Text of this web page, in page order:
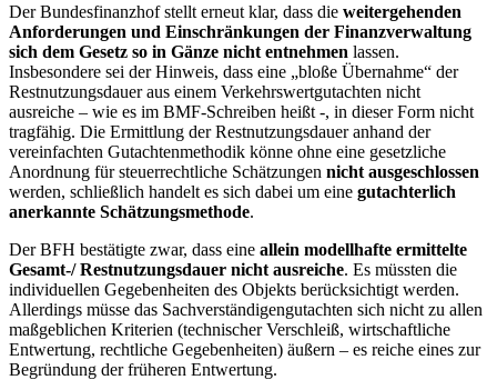
Der Bundesfinanzhof stellt erneut klar, dass die weitergehenden
Anforderungen und Einschränkungen der Finanzverwaltung
sich dem Gesetz so in Gänze nicht entnehmen lassen.
Insbesondere sei der Hinweis, dass eine „bloße Übernahme“ der
Restnutzungsdauer aus einem Verkehrswertgutachten nicht
ausreiche – wie es im BMF-Schreiben heißt -, in dieser Form nicht
tragfähig. Die Ermittlung der Restnutzungsdauer anhand der
vereinfachten Gutachtenmethodik könne ohne eine gesetzliche
Anordnung für steuerrechtliche Schätzungen nicht ausgeschlossen
werden, schließlich handelt es sich dabei um eine gutachterlich
anerkannte Schätzungsmethode.
Der BFH bestätigte zwar, dass eine allein modellhafte ermittelte
Gesamt-/ Restnutzungsdauer nicht ausreiche. Es müssten die
individuellen Gegebenheiten des Objekts berücksichtigt werden.
Allerdings müsse das Sachverständigengutachten sich nicht zu allen
maßgeblichen Kriterien (technischer Verschleiß, wirtschaftliche
Entwertung, rechtliche Gegebenheiten) äußern – es reiche eines zur
Begründung der früheren Entwertung.